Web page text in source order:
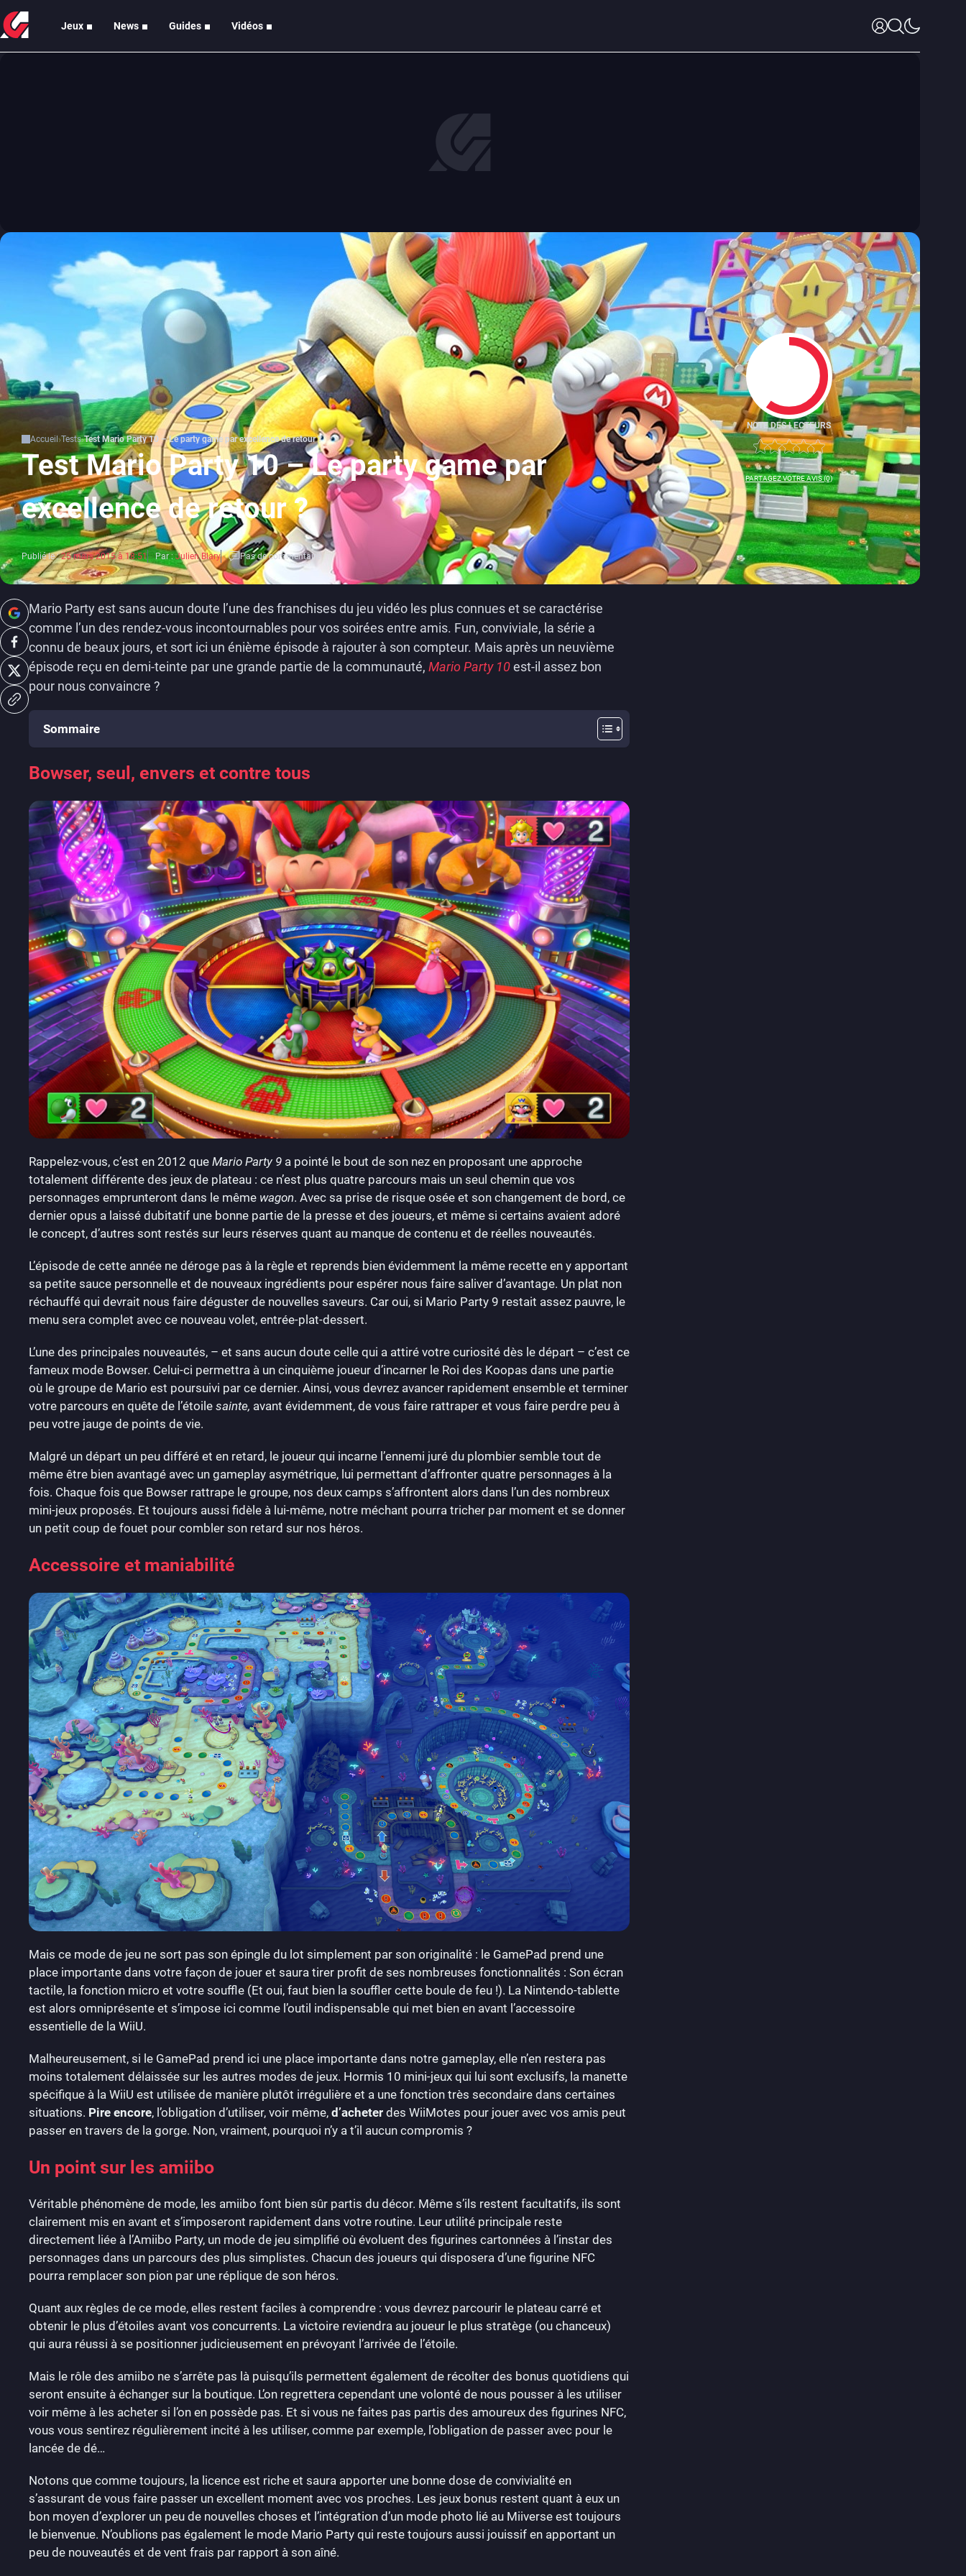
Jeux News Guides Vidéos
Accueil Tests Test Mario Party 10 – Le party game par excellence de retour ?
Test Mario Party 10 – Le party game par
excellence de retour ?
Publié le :25 mars 2015 à 18:51 Par :Julien Blary Pas de commentaire
6
NOTE DES LECTEURS
PARTAGEZ VOTRE AVIS (0)
Mario Party est sans aucun doute l’une des franchises du jeu vidéo les plus connues et se caractérise
comme l’un des rendez-vous incontournables pour vos soirées entre amis. Fun, conviviale, la série a
connu de beaux jours, et sort ici un énième épisode à rajouter à son compteur. Mais après un neuvième
épisode reçu en demi-teinte par une grande partie de la communauté, Mario Party 10est-il assez bon
pour nous convaincre ?
Sommaire
Bowser, seul, envers et contre tous
Rappelez-vous, c’est en 2012 que Mario Party 9 a pointé le bout de son nez en proposant une approche
totalement différente des jeux de plateau : ce n’est plus quatre parcours mais un seul chemin que vos
personnages emprunteront dans le même wagon. Avec sa prise de risque osée et son changement de bord, ce
dernier opus a laissé dubitatif une bonne partie de la presse et des joueurs, et même si certains avaient adoré
le concept, d’autres sont restés sur leurs réserves quant au manque de contenu et de réelles nouveautés.
L’épisode de cette année ne déroge pas à la règle et reprends bien évidemment la même recette en y apportant
sa petite sauce personnelle et de nouveaux ingrédients pour espérer nous faire saliver d’avantage. Un plat non
réchauffé qui devrait nous faire déguster de nouvelles saveurs. Car oui, si Mario Party 9 restait assez pauvre, le
menu sera complet avec ce nouveau volet, entrée-plat-dessert.
L’une des principales nouveautés, – et sans aucun doute celle qui a attiré votre curiosité dès le départ – c’est ce
fameux mode Bowser. Celui-ci permettra à un cinquième joueur d’incarner le Roi des Koopas dans une partie
où le groupe de Mario est poursuivi par ce dernier. Ainsi, vous devrez avancer rapidement ensemble et terminer
votre parcours en quête de l’étoile sainte, avant évidemment, de vous faire rattraper et vous faire perdre peu à
peu votre jauge de points de vie.
Malgré un départ un peu différé et en retard, le joueur qui incarne l’ennemi juré du plombier semble tout de
même être bien avantagé avec un gameplay asymétrique, lui permettant d’affronter quatre personnages à la
fois. Chaque fois que Bowser rattrape le groupe, nos deux camps s’affrontent alors dans l’un des nombreux
mini-jeux proposés. Et toujours aussi fidèle à lui-même, notre méchant pourra tricher par moment et se donner
un petit coup de fouet pour combler son retard sur nos héros.
Accessoire et maniabilité
Mais ce mode de jeu ne sort pas son épingle du lot simplement par son originalité : le GamePad prend une
place importante dans votre façon de jouer et saura tirer profit de ses nombreuses fonctionnalités : Son écran
tactile, la fonction micro et votre souffle (Et oui, faut bien la souffler cette boule de feu !). La Nintendo-tablette
est alors omniprésente et s’impose ici comme l’outil indispensable qui met bien en avant l’accessoire
essentielle de la WiiU.
Malheureusement, si le GamePad prend ici une place importante dans notre gameplay, elle n’en restera pas
moins totalement délaissée sur les autres modes de jeux. Hormis 10 mini-jeux qui lui sont exclusifs, la manette
spécifique à la WiiU est utilisée de manière plutôt irrégulière et a une fonction très secondaire dans certaines
situations. Pire encore, l’obligation d’utiliser, voir même, d’acheter des WiiMotes pour jouer avec vos amis peut
passer en travers de la gorge. Non, vraiment, pourquoi n’y a t’il aucun compromis ?
Un point sur les amiibo
Véritable phénomène de mode, les amiibo font bien sûr partis du décor. Même s’ils restent facultatifs, ils sont
clairement mis en avant et s’imposeront rapidement dans votre routine. Leur utilité principale reste
directement liée à l’Amiibo Party, un mode de jeu simplifié où évoluent des figurines cartonnées à l’instar des
personnages dans un parcours des plus simplistes. Chacun des joueurs qui disposera d’une figurine NFC
pourra remplacer son pion par une réplique de son héros.
Quant aux règles de ce mode, elles restent faciles à comprendre : vous devrez parcourir le plateau carré et
obtenir le plus d’étoiles avant vos concurrents. La victoire reviendra au joueur le plus stratège (ou chanceux)
qui aura réussi à se positionner judicieusement en prévoyant l’arrivée de l’étoile.
Mais le rôle des amiibo ne s’arrête pas là puisqu’ils permettent également de récolter des bonus quotidiens qui
seront ensuite à échanger sur la boutique. L’on regrettera cependant une volonté de nous pousser à les utiliser
voir même à les acheter si l’on en possède pas. Et si vous ne faites pas partis des amoureux des figurines NFC,
vous vous sentirez régulièrement incité à les utiliser, comme par exemple, l’obligation de passer avec pour le
lancée de dé…
Notons que comme toujours, la licence est riche et saura apporter une bonne dose de convivialité en
s’assurant de vous faire passer un excellent moment avec vos proches. Les jeux bonus restent quant à eux un
bon moyen d’explorer un peu de nouvelles choses et l’intégration d’un mode photo lié au Miiverse est toujours
le bienvenue. N’oublions pas également le mode Mario Party qui reste toujours aussi jouissif en apportant un
peu de nouveautés et de vent frais par rapport à son aîné.